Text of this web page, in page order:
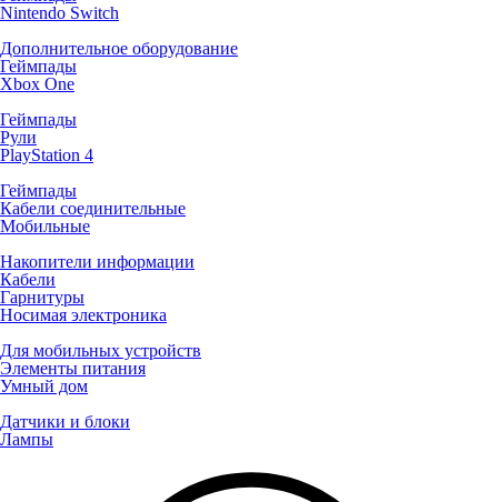
Nintendo Switch
Дополнительное оборудование
Геймпады
Xbox One
Геймпады
Рули
PlayStation 4
Геймпады
Кабели соединительные
Мобильные
Накопители информации
Кабели
Гарнитуры
Носимая электроника
Для мобильных устройств
Элементы питания
Умный дом
Датчики и блоки
Лампы